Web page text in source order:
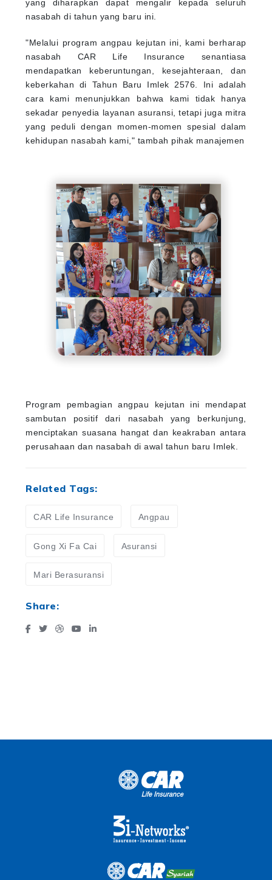
yang diharapkan dapat mengalir kepada seluruh
nasabah di tahun yang baru ini.
"Melalui program angpau kejutan ini, kami berharap
nasabah CAR Life Insurance senantiasa
mendapatkan keberuntungan, kesejahteraan, dan
keberkahan di Tahun Baru Imlek 2576. Ini adalah
cara kami menunjukkan bahwa kami tidak hanya
sekadar penyedia layanan asuransi, tetapi juga mitra
yang peduli dengan momen-momen spesial dalam
kehidupan nasabah kami," tambah pihak manajemen
Program pembagian angpau kejutan ini mendapat
sambutan positif dari nasabah yang berkunjung,
menciptakan suasana hangat dan keakraban antara
perusahaan dan nasabah di awal tahun baru Imlek.
Related Tags:
CAR Life Insurance Angpau
Gong Xi Fa Cai Asuransi
Mari Berasuransi
Share: